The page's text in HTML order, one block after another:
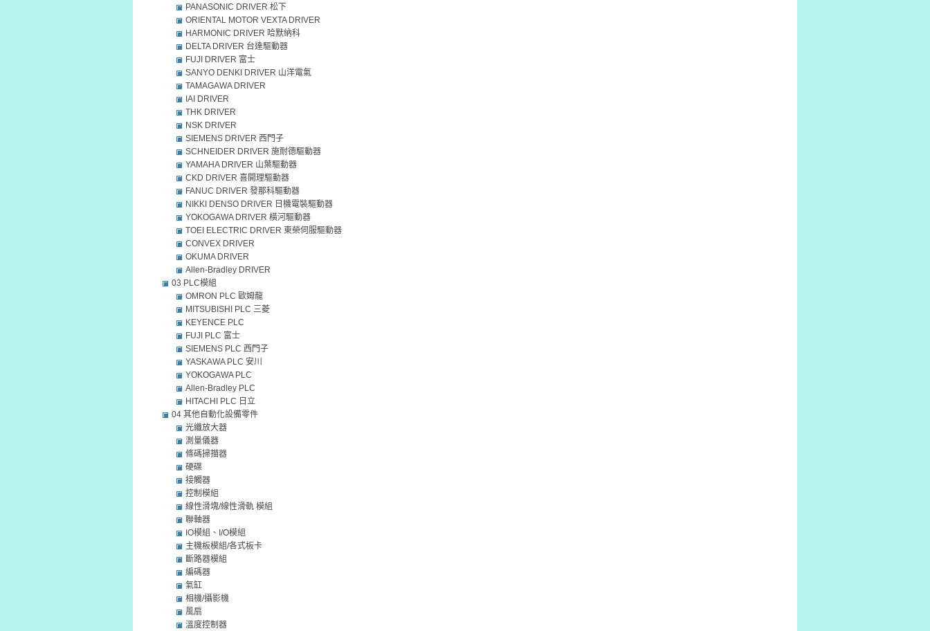
PANASONIC DRIVER 松下
ORIENTAL MOTOR VEXTA DRIVER
HARMONIC DRIVER 哈默納科
DELTA DRIVER 台達驅動器
FUJI DRIVER 富士
SANYO DENKI DRIVER 山洋電氣
TAMAGAWA DRIVER
IAI DRIVER
THK DRIVER
NSK DRIVER
SIEMENS DRIVER 西門子
SCHNEIDER DRIVER 施耐德驅動器
YAMAHA DRIVER 山葉驅動器
CKD DRIVER 喜開理驅動器
FANUC DRIVER 發那科驅動器
NIKKI DENSO DRIVER 日機電裝驅動器
YOKOGAWA DRIVER 橫河驅動器
TOEI ELECTRIC DRIVER 東榮伺服驅動器
CONVEX DRIVER
OKUMA DRIVER
Allen-Bradley DRIVER
03 PLC模組
OMRON PLC 歐姆龍
MITSUBISHI PLC 三菱
KEYENCE PLC
FUJI PLC 富士
SIEMENS PLC 西門子
YASKAWA PLC 安川
YOKOGAWA PLC
Allen-Bradley PLC
HITACHI PLC 日立
04 其他自動化設備零件
光纖放大器
測量儀器
條碼掃描器
硬碟
接觸器
控制模組
線性滑塊/線性滑軌 模組
聯軸器
IO模組、I/O模組
主機板模組/各式板卡
斷路器模組
編碼器
氣缸
相機/攝影機
風扇
溫度控制器